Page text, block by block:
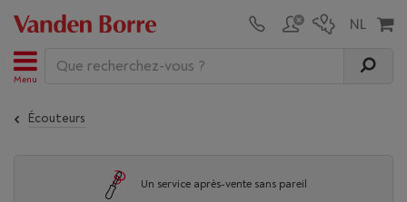
Menu
Écouteurs
Un service après-vente sans pareil